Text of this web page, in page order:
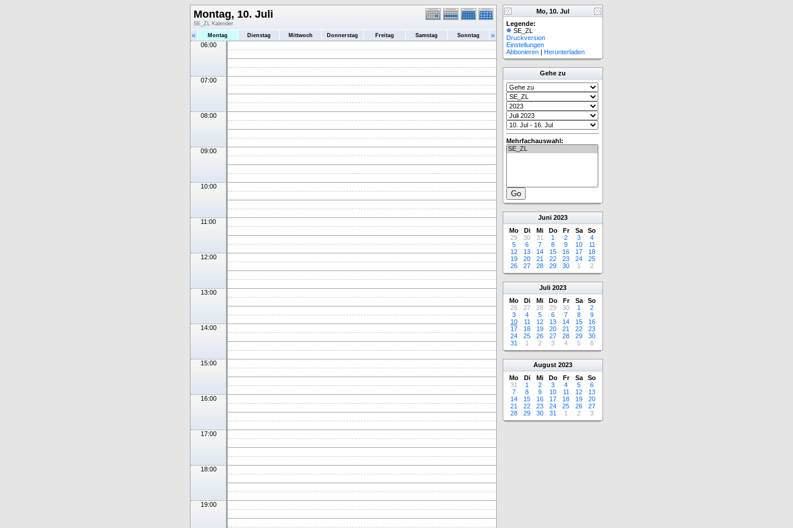
Montag, 10. Juli
SE_ZL Kalender
« Montag Dienstag Mittwoch Donnerstag Freitag Samstag Sonntag »
06:00
07:00
08:00
09:00
10:00
11:00
12:00
13:00
14:00
15:00
16:00
17:00
18:00
19:00
Mo, 10. Jul
Legende:
SE_ZL
Druckversion
Einstellungen
Abbonieren | Herunterladen
Gehe zu
Mehrfachauswahl:
Juni 2023
Mo
Di Mi Do Fr Sa
So
29
30 31 1 2 3
4
5
6 7 8 9 10
11
12
13 14 15 16 17
18
19
20 21 22 23 24
25
26
27 28 29 30 1 2
Juli 2023
Mo
Di Mi Do Fr Sa
So
26
27 28 29 30 1
2
3
4 5 6 7 8
9
10
11 12 13 14 15
16
17
18 19 20 21 22
23
24
25 26 27 28 29
30
31
1 2 3 4 5 6
August 2023
Mo
Di Mi Do Fr Sa
So
31
1 2 3 4 5
6
7
8 9 10 11 12
13
14
15 16 17 18 19
20
21
22 23 24 25 26
27
28
29 30 31 1 2 3